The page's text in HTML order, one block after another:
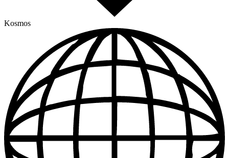
Kosmos